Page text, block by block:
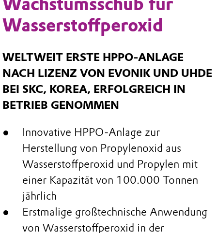
Wasserstoffperoxid
WELTWEIT ERSTE HPPO-ANLAGE
NACH LIZENZ VON EVONIK UND UHDE
BEI SKC, KOREA, ERFOLGREICH IN
BETRIEB GENOMMEN
Innovative HPPO-Anlage zur
Herstellung von Propylenoxid aus
Wasserstoffperoxid und Propylen mit
einer Kapazität von 100.000 Tonnen
jährlich
Erstmalige großtechnische Anwendung
von Wasserstoffperoxid in der